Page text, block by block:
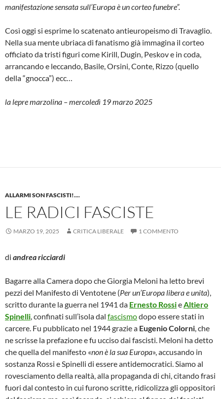
manifestazione sensata sull’Europa è un corteo funebre”.
Così oggi si esprime lo scatenato antieuropeismo di Travaglio.
Nella sua mente ubriaca di fanatismo già immagina il corteo
officiato da tristi figuri come Kirill, Dugin, Peskov e in coda,
arrancando e leccando, Basile, Orsini, Conte, Rizzo (quello
della “gnocca”) ecc…
la lepre marzolina – mercoledì 19 marzo 2025
ALLARMI SON FASCISTI!....
LE RADICI FASCISTE
MARZO 19, 2025 CRITICA LIBERALE 1 COMMENTO
di andrea ricciardi
Bagarre alla Camera dopo che Giorgia Meloni ha letto brevi
pezzi del Manifesto di Ventotene (Per un’Europa libera e unita),
scritto durante la guerra nel 1941 da Ernesto RossieAltiero
Spinelli, confinati sull’isola dal fascismodopo essere stati in
carcere. Fu pubblicato nel 1944 grazie a Eugenio Colorni, che
ne scrisse la prefazione e fu ucciso dai fascisti. Meloni ha detto
che quella del manifesto «non è la sua Europa», accusando in
sostanza Rossi e Spinelli di essere antidemocratici. Siamo al
rovesciamento della realtà, alla propaganda di chi, citando frasi
fuori dal contesto in cui furono scritte, ridicolizza gli oppositori